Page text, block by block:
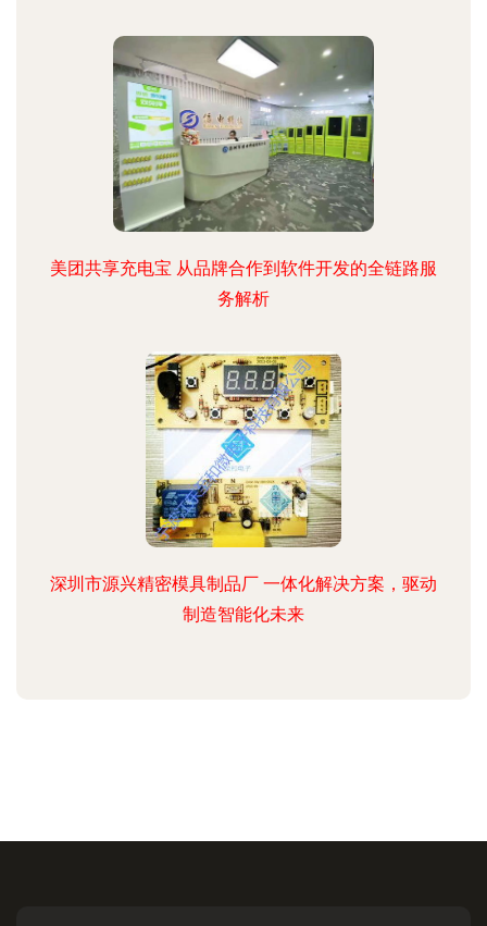
美团共享充电宝 从品牌合作到软件开发的全链路服
务解析
深圳市源兴精密模具制品厂 一体化解决方案，驱动
制造智能化未来